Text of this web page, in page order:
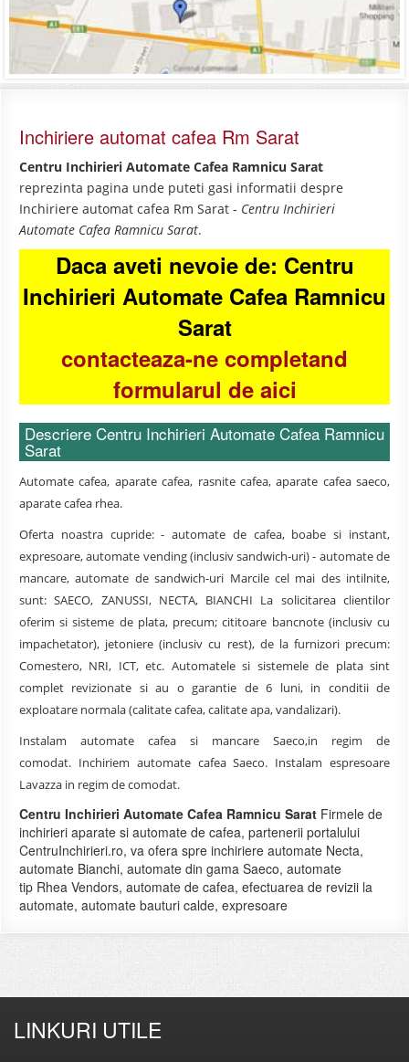
Inchiriere automat cafea Rm Sarat
Centru Inchirieri Automate Cafea Ramnicu Sarat
reprezinta pagina unde puteti gasi informatii despre
Inchiriere automat cafea Rm Sarat - Centru Inchirieri
Automate Cafea Ramnicu Sarat.
Daca aveti nevoie de: Centru
Inchirieri Automate Cafea Ramnicu
Sarat
contacteaza-ne completand
formularul de aici
Descriere Centru Inchirieri Automate Cafea Ramnicu
Sarat
Automate cafea, aparate cafea, rasnite cafea, aparate cafea saeco,
aparate cafea rhea.
Oferta noastra cupride: - automate de cafea, boabe si instant,
expresoare, automate vending (inclusiv sandwich-uri) - automate de
mancare, automate de sandwich-uri Marcile cel mai des intilnite,
sunt: SAECO, ZANUSSI, NECTA, BIANCHI La solicitarea clientilor
oferim si sisteme de plata, precum; cititoare bancnote (inclusiv cu
impachetator), jetoniere (inclusiv cu rest), de la furnizori precum:
Comestero, NRI, ICT, etc. Automatele si sistemele de plata sint
complet revizionate si au o garantie de 6 luni, in conditii de
exploatare normala (calitate cafea, calitate apa, vandalizari).
Instalam automate cafea si mancare Saeco,in regim de
comodat. Inchiriem automate cafea Saeco. Instalam espresoare
Lavazza in regim de comodat.
Centru Inchirieri Automate Cafea Ramnicu Sarat Firmele de
inchirieri aparate si automate de cafea, partenerii portalului
CentruInchirieri.ro, va ofera spre inchiriere automate Necta,
automate Bianchi, automate din gama Saeco, automate
tip Rhea Vendors, automate de cafea, efectuarea de revizii la
automate, automate bauturi calde, expresoare
LINKURI UTILE